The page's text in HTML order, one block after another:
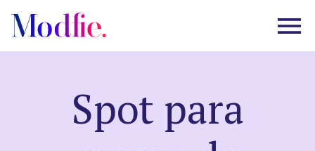
Castings
Spot para